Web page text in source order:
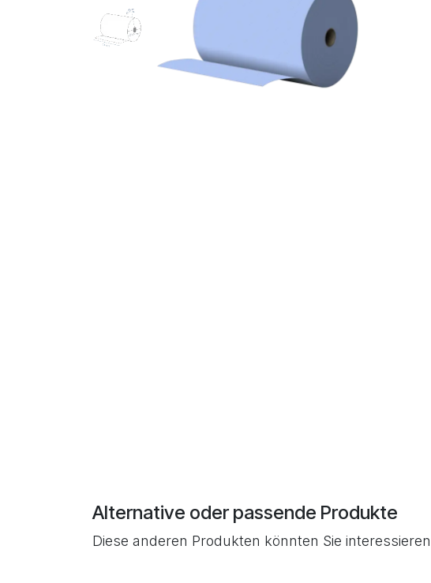
Alternative oder passende Produkte
Diese anderen Produkten könnten Sie interessieren